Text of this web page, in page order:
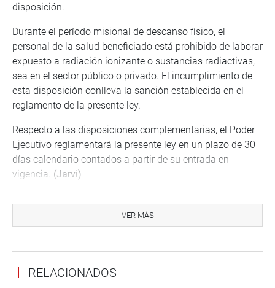
disposición.
Durante el período misional de descanso físico, el
personal de la salud beneficiado está prohibido de laborar
expuesto a radiación ionizante o sustancias radiactivas,
sea en el sector público o privado. El incumplimiento de
esta disposición conlleva la sanción establecida en el
reglamento de la presente ley.
Respecto a las disposiciones complementarias, el Poder
Ejecutivo reglamentará la presente ley en un plazo de 30
días calendario contados a partir de su entrada en
vigencia. (Jarvi)
Puede encontrar más información en nuestra página web
VER MÁS
RELACIONADOS